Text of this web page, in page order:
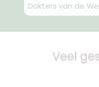
Dokters van de
Veel